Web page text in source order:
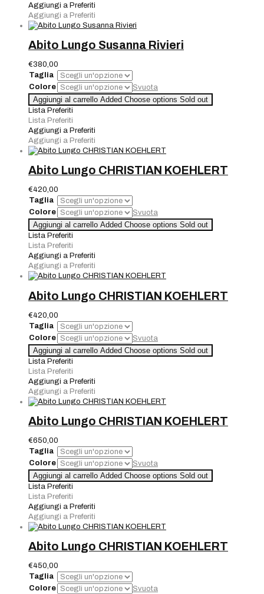
KOEHLERT
quantità
Aggiungi a Preferiti
Aggiungi a Preferiti
Abito Lungo Susanna Rivieri
€380,00
Taglia
Colore
Svuota
Abito
Lungo
Susanna
Rivieri
quantità
Aggiungi al carrello Added Choose options Sold out
Lista Preferiti
Lista Preferiti
Aggiungi a Preferiti
Aggiungi a Preferiti
Abito Lungo CHRISTIAN KOEHLERT
€420,00
Taglia
Colore
Svuota
Abito
Lungo
CHRISTIAN
KOEHLERT
quantità
Aggiungi al carrello Added Choose options Sold out
Lista Preferiti
Lista Preferiti
Aggiungi a Preferiti
Aggiungi a Preferiti
Abito Lungo CHRISTIAN KOEHLERT
€420,00
Taglia
Colore
Svuota
Abito
Lungo
CHRISTIAN
KOEHLERT
quantità
Aggiungi al carrello Added Choose options Sold out
Lista Preferiti
Lista Preferiti
Aggiungi a Preferiti
Aggiungi a Preferiti
Abito Lungo CHRISTIAN KOEHLERT
€650,00
Taglia
Colore
Svuota
Abito
Lungo
CHRISTIAN
KOEHLERT
quantità
Aggiungi al carrello Added Choose options Sold out
Lista Preferiti
Lista Preferiti
Aggiungi a Preferiti
Aggiungi a Preferiti
Abito Lungo CHRISTIAN KOEHLERT
€450,00
Taglia
Colore
Svuota